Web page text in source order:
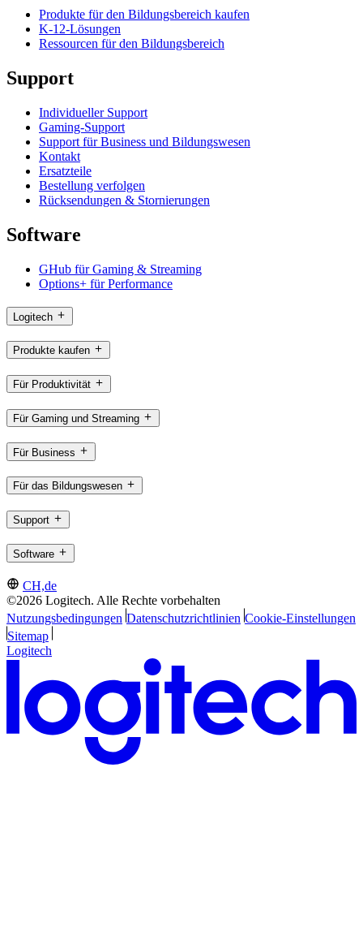
Produkte für den Bildungsbereich kaufen
K-12-Lösungen
Ressourcen für den Bildungsbereich
Support
Individueller Support
Gaming-Support
Support für Business und Bildungswesen
Kontakt
Ersatzteile
Bestellung verfolgen
Rücksendungen & Stornierungen
Software
GHub für Gaming & Streaming
Options+ für Performance
Logitech
Produkte kaufen
Für Produktivität
Für Gaming und Streaming
Für Business
Für das Bildungswesen
Support
Software
CH,de
©2026 Logitech. Alle Rechte vorbehalten
Nutzungsbedingungen Datenschutzrichtlinien Cookie-Einstellungen
Sitemap
Logitech